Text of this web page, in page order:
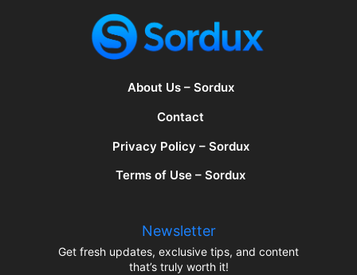
About Us – Sordux
Contact
Privacy Policy – Sordux
Terms of Use – Sordux
Newsletter
Get fresh updates, exclusive tips, and content
that’s truly worth it!